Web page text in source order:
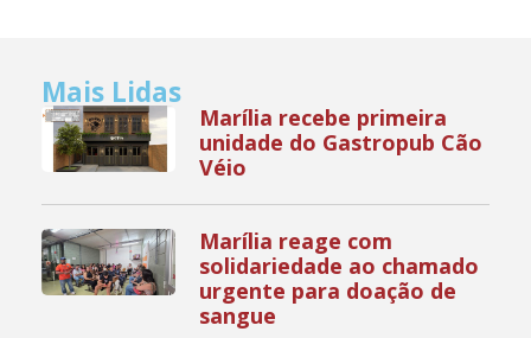
Mais Lidas
Marília recebe primeira
unidade do Gastropub Cão
Véio
Marília reage com
solidariedade ao chamado
urgente para doação de
sangue